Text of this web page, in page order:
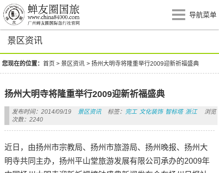
导航菜单
景区资讯
您现在的位置：首页 >景区资讯 >扬州大明寺将隆重举行2009迎新祈福盛典
扬州大明寺将隆重举行2009迎新祈福盛典
发布时间：2014/09/19 景区资讯 标签： 完工 文化装饰 智标塔 浙江
浏览
次数：2240
近日，由扬州市宗教局、扬州市旅游局、扬州晚报、扬州大
明寺共同主办，扬州平山堂旅游发展有限公司承办的2009年